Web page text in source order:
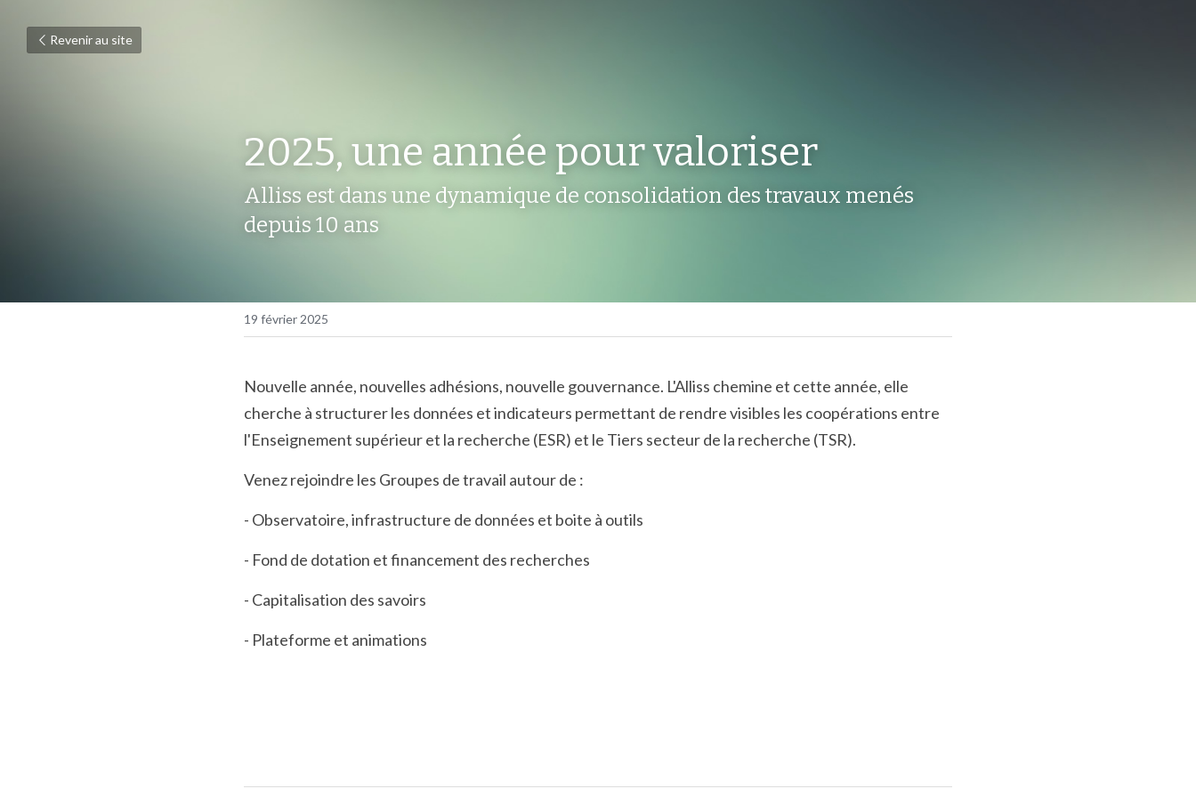
Revenir au site
2025, une année pour valoriser
Alliss est dans une dynamique de consolidation des travaux menés
depuis 10 ans
19 février 2025
Nouvelle année, nouvelles adhésions, nouvelle gouvernance. L'Alliss chemine et cette année, elle
cherche à structurer les données et indicateurs permettant de rendre visibles les coopérations entre
l'Enseignement supérieur et la recherche (ESR) et le Tiers secteur de la recherche (TSR).
Venez rejoindre les Groupes de travail autour de :
- Observatoire, infrastructure de données et boite à outils
- Fond de dotation et financement des recherches
- Capitalisation des savoirs
- Plateforme et animations